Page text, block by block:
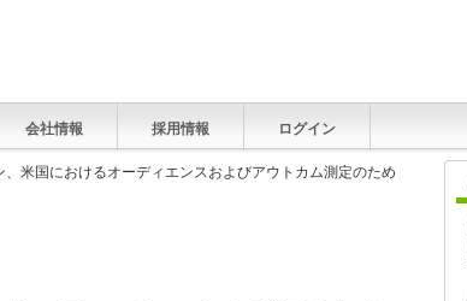
会社情報 採用情報 ログイン
、米国におけるオーディエンスおよびアウトカム測定のため